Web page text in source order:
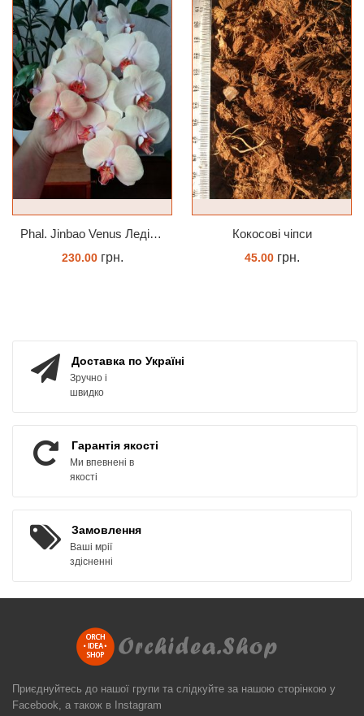
Phal. Jinbao Venus Леді Мармелад 1.7 (торфстакан)
230.00грн.
Кокосові чіпси
45.00грн.
Доставка по Україні
Зручно і
швидко
Гарантія якості
Ми впевнені в
якості
Замовлення
Ваші мрії
здісненні
Приєднуйтесь до нашої групи та слідкуйте за нашою сторінкою у
Facebook, а також в Instagram